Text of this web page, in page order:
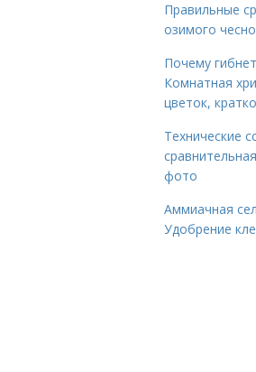
Правильные
озимого
Почему
Комнатная
цветок,
Технические
фото
Аммиачная
Удобрение